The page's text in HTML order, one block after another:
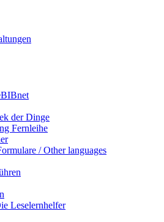
der Dinge
Fernleihe
/ Other languages
Leselernhelfer